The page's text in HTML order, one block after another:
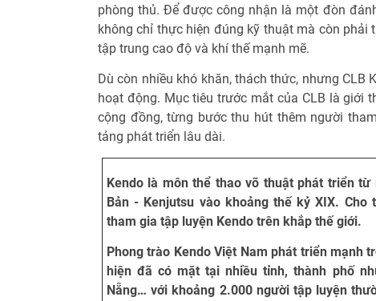
phòng thủ. Để được công nhận là một đòn
không chỉ thực hiện đúng kỹ thuật mà còn phải
tập trung cao độ và khí thế mạnh mẽ.
Dù còn nhiều khó khăn, thách thức, nhưng CLB
hoạt động. Mục tiêu trước mắt của CLB là giới
cộng đồng, từng bước thu hút thêm người
tảng phát triển lâu dài.
Kendo là môn thể thao võ thuật phát triển
Bản - Kenjutsu vào khoảng thế kỷ XIX.
tham gia tập luyện Kendo trên khắp thế giới.
Phong trào Kendo Việt Nam phát triển mạnh
hiện đã có mặt tại nhiều tỉnh, thành phố
Nẵng… với khoảng 2.000 người tập luyện